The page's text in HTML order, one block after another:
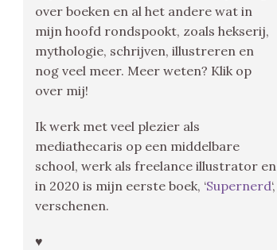
over boeken en al het andere wat in
mijn hoofd rondspookt, zoals hekserij,
mythologie, schrijven, illustreren en
nog veel meer. Meer weten? Klik op
over mij!
Ik werk met veel plezier als
mediathecaris op een middelbare
school, werk als freelance illustrator en
in 2020 is mijn eerste boek, ‘Supernerd‘,
verschenen.
♥